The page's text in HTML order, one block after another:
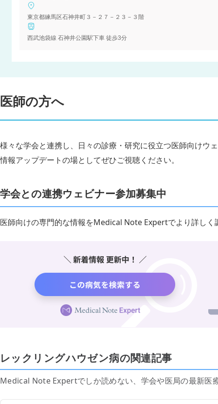
東京都練馬区石神井町３－２７－２３－３階
西武池袋線 石神井公園駅下車 徒歩3分
医師の方へ
様々な学会と連携し、日々の診療・研究に役立つ医師向けウ
情報アップデートの場としてぜひご視聴ください。
学会との連携ウェビナー参加募集中
医師向けの専門的な情報をMedical Note Expertでより詳しく
レックリングハウゼン病の関連記事
Medical Note Expertでしか読めない、学会や医局の最新医